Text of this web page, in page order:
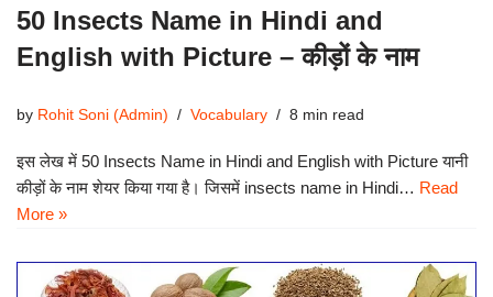
50 Insects Name in Hindi and
English with Picture – कीड़ों के नाम
by Rohit Soni (Admin) Vocabulary 8 min read
इस लेख में 50 Insects Name in Hindi and English with Picture यानी
कीड़ों के नाम शेयर किया गया है। जिसमें insects name in Hindi… Read
More »